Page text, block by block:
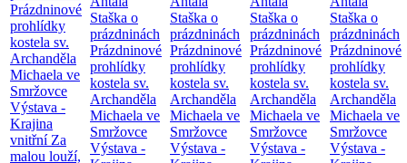
Prázdninové
prohlídky
kostela sv.
Archanděla
Michaela ve
Smržovce
Výstava -
Krajina
vnitřní Za
malou louží,
Staška o
prázdninách
Prázdninové
prohlídky
kostela sv.
Archanděla
Michaela ve
Smržovce
Výstava -
Staška o
prázdninách
Prázdninové
prohlídky
kostela sv.
Archanděla
Michaela ve
Smržovce
Výstava -
Staška o
prázdninách
Prázdninové
prohlídky
kostela sv.
Archanděla
Michaela ve
Smržovce
Výstava -
Staška o
prázdninách
Prázdninové
prohlídky
kostela sv.
Archanděla
Michaela ve
Smržovce
Výstava -